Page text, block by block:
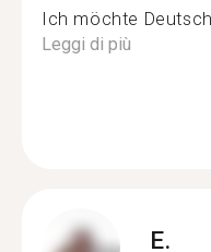
Ich möchte
Leggi di più
E.